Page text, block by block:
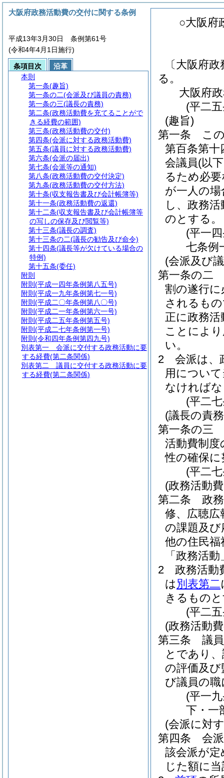
○大阪府
〔大阪府
る。
大阪府
(平二
(趣旨)
第一条
こ
第百条第
会議員(以
るため必
が一人の
し、政務
のとする。
(平一
七条例
(会派及び
第一条の二
割の遂行
されるも
正に政務
ことによ
い。
2
会派は、
用につい
なければ
(平二
(議長の責
第一条の三
活動費制
性の確保
(平二
(政務活動
第二条
政
修、広聴広
の課題及
他の住民
「政務活
2
政務活動
は 別表第二
きるもの
(平二
(政務活動
第三条
議
とであり
の評価及
び議員の
(平一
下・一
(会派に対
第四条
会
該会派が
じた額に
大阪府政務活動費の交付に関する条例
平成13年3月30日 条例第61号
(令和4年4月1日施行)
条項目次
沿革
本則
第一条(趣旨)
第一条の二(会派及び議員の責務)
第一条の三(議長の責務)
第二条(政務活動費を充てることがで
きる経費の範囲)
第三条(政務活動費の交付)
第四条(会派に対する政務活動費)
第五条(議員に対する政務活動費)
第六条(会派の届出)
第七条(会派等の通知)
第八条(政務活動費の交付決定)
第九条(政務活動費の交付方法)
第十条(収支報告書及び会計帳簿等)
第十一条(政務活動費の返還)
第十二条(収支報告書及び会計帳簿等
の写しの保存及び閲覧等)
第十三条(議長の調査)
第十三条の二(議長の勧告及び命令)
第十四条(議長等が欠けている場合の
特例)
第十五条(委任)
附則
附則 (平成一四年条例第八五号)
附則 (平成一九年条例第七一号)
附則 (平成二〇年条例第八〇号)
附則 (平成二一年条例第六一号)
附則 (平成二五年条例第五号)
附則 (平成二七年条例第一号)
附則 (令和四年条例第四九号)
別表第一 会派に交付する政務活動に要
する経費(第二条関係)
別表第二
議員に交付する政務活動に要
する経費(第二条関係)